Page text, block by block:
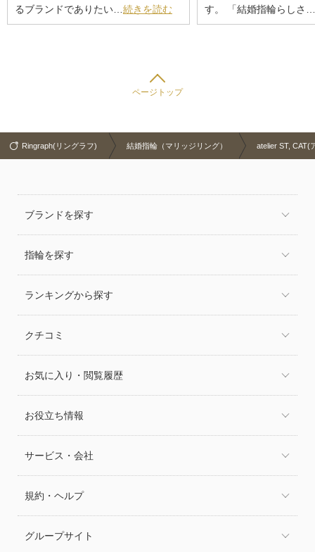
るブランドでありたい… 続きを読む
す。 「結婚指輪らしさ…
ページトップ
Ringraph(リングラフ) 結婚指輪（マリッジリング） atelier ST, CAT(
ブランドを探す
指輪を探す
ランキングから探す
クチコミ
お気に入り・閲覧履歴
お役立ち情報
サービス・会社
規約・ヘルプ
グループサイト